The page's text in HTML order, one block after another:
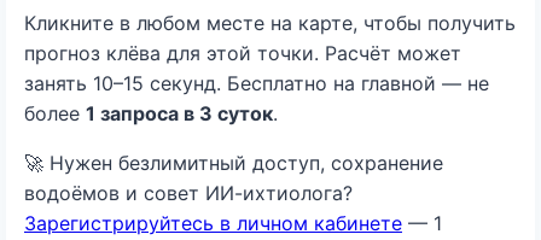
Кликните в любом месте на карте, чтобы получить
прогноз клёва для этой точки. Расчёт может
занять 10–15 секунд. Бесплатно на главной — не
более 1 запроса в 3 суток.
🚀 Нужен безлимитный доступ, сохранение
водоёмов и совет ИИ-ихтиолога?
Зарегистрируйтесь в личном кабинете — 1